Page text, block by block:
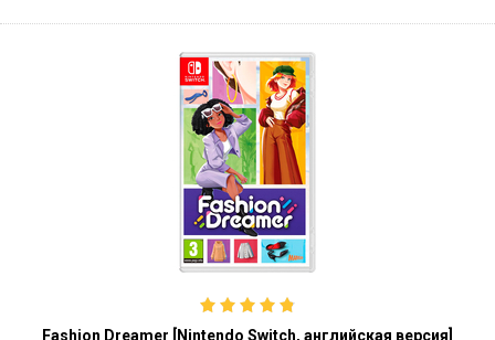
Fashion Dreamer [Nintendo Switch, английская версия]